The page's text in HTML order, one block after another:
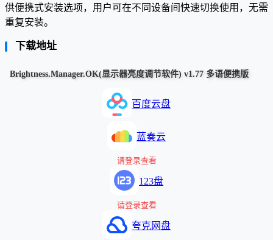
供便携式安装选项，用户可在不同设备间快速切换使用，无需
重复安装。
下载地址
Brightness.Manager.OK(显示器亮度调节软件) v1.77 多语便携版
百度云盘
蓝奏云
请登录查看
123盘
请登录查看
夸克网盘